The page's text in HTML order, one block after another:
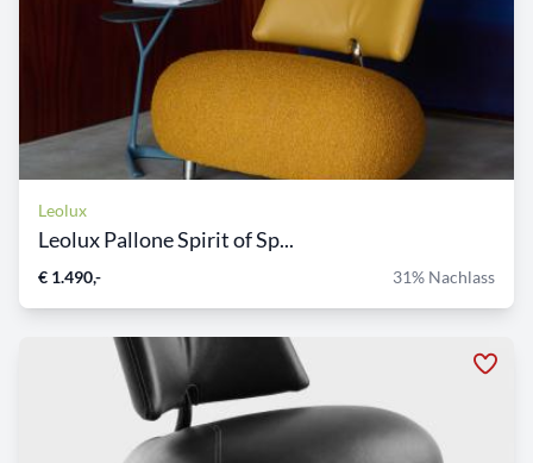
Leolux
Leolux Pallone Spirit of Sp...
€ 1.490,- 31% Nachlass